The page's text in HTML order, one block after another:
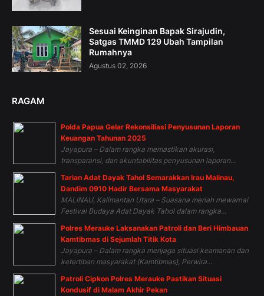
Sesuai Keinginan Bapak Sirajudin,
Satgas TMMD 129 Ubah Tampilan
Rumahnya
Agustus 02, 2026
RAGAM
Polda Papua Gelar Rekonsiliasi Penyusunan Laporan
Keuangan Tahunan 2025
Jayapura – Dalam rangka memastikan akurasi,
transparansi, dan akuntabilitas penyusunan laporan...
Tarian Adat Dayak Tahol Semarakkan Irau Malinau,
Dandim 0910 Hadir Bersama Masyarakat
MALINAU, Kalimantan Utara – Suasana meriah mewarnai
Festival Budaya Adat Dayak Tahol dalam rangka...
Polres Merauke Laksanakan Patroli dan Beri Himbauan
Kamtibmas di Sejumlah Titik Kota
Jayapura – Dalam rangka menjaga situasi keamanan dan
ketertiban masyarakat (Kamtibmas), Perwira...
Patroli Cipkon Polres Merauke Pastikan Situasi
Kondusif di Malam Akhir Pekan